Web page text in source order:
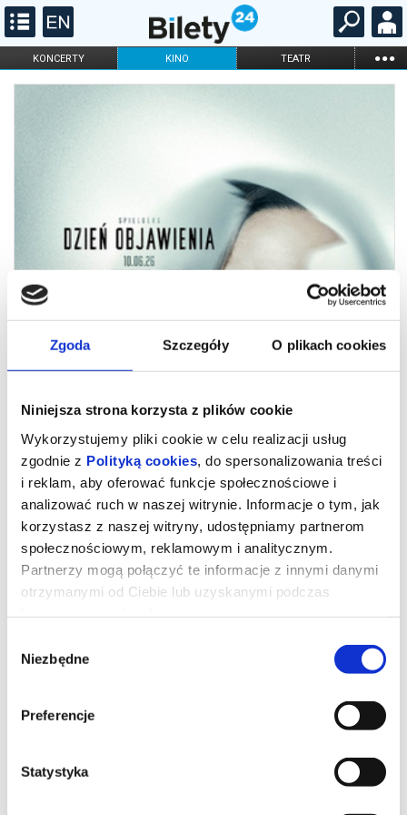
Zgoda Szczegóły O plikach cookies
Niniejsza strona korzysta z plików cookie
Wykorzystujemy pliki cookie w celu realizacji usług
zgodnie z Polityką cookies , do spersonalizowania treści
i reklam, aby oferować funkcje społecznościowe i
analizować ruch w naszej witrynie. Informacje o tym, jak
korzystasz z naszej witryny, udostępniamy partnerom
społecznościowym, reklamowym i analitycznym.
Partnerzy mogą połączyć te informacje z innymi danymi
otrzymanymi od Ciebie lub uzyskanymi podczas
zgody
Niezbędne
Preferencje
Statystyka
KONCERTY KINO TEATR ...
FILHARMONIA OPERA I BALET
DZIEŃ OBJAWIENIA
Gdybyś dowiedział się, że nie jesteśmy sami, gdyby ktoś ci to
*******